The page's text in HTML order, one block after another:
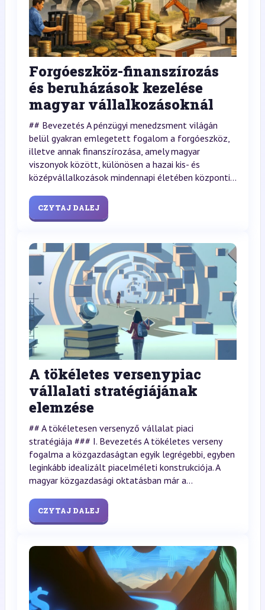
Forgóeszköz-finanszírozás
és beruházások kezelése
magyar vállalkozásoknál
## Bevezetés A pénzügyi menedzsment világán
belül gyakran emlegetett fogalom a forgóeszköz,
illetve annak finanszírozása, amely magyar
viszonyok között, különösen a hazai kis- és
középvállalkozások mindennapi életében központi...
CZYTAJ DALEJ
A tökéletes versenypiac
vállalati stratégiájának
elemzése
## A tökéletesen versenyző vállalat piaci
stratégiája ### I. Bevezetés A tökéletes verseny
fogalma a közgazdaságtan egyik legrégebbi, egyben
leginkább idealizált piacelméleti konstrukciója. A
magyar közgazdasági oktatásban már a...
CZYTAJ DALEJ